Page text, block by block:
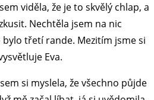
viděla, že je to skvělý chlap, a
Nechtěla jsem na nic
třetí rande. Mezitím jsme si
Eva.
si myslela, že všechno půjde